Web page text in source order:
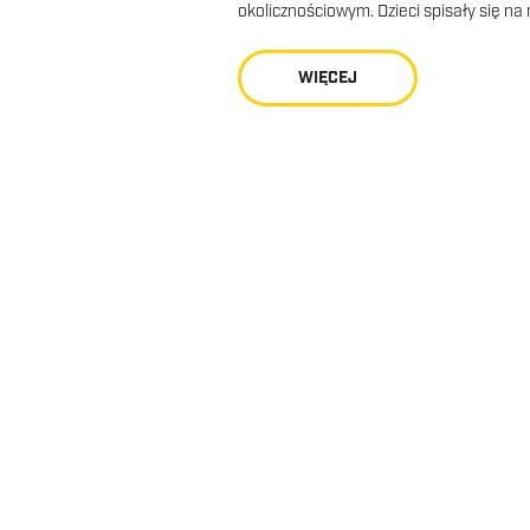
okolicznościowym. Dzieci spisały się
WIĘCEJ